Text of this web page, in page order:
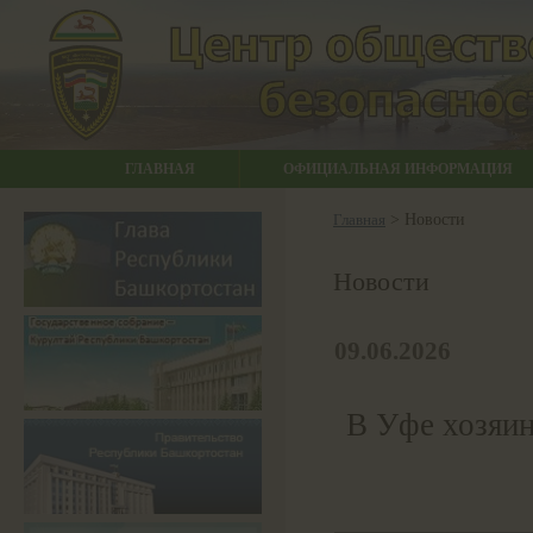
ГЛАВНАЯ ОФИЦИАЛЬНАЯ ИНФОРМАЦИЯ
Главная > Новости
Новости
В Уфе хозяин